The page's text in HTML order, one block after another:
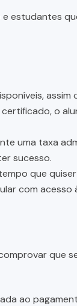
o
uma taxa
sucesso.
que
com acesso
que
ao